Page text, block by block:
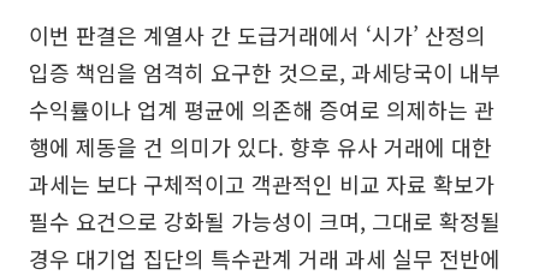
이번 판결은 계열사 간 도급거래에서 ‘시가’ 산정의
입증 책임을 엄격히 요구한 것으로, 과세당국이 내부
수익률이나 업계 평균에 의존해 증여로 의제하는 관
행에 제동을 건 의미가 있다. 향후 유사 거래에 대한
과세는 보다 구체적이고 객관적인 비교 자료 확보가
필수 요건으로 강화될 가능성이 크며, 그대로 확정될
경우 대기업 집단의 특수관계 거래 과세 실무 전반에